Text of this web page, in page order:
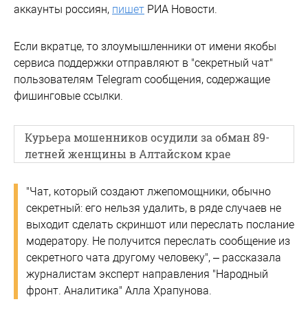
аккаунты россиян, пишет РИА Новости.
Если вкратце, то злоумышленники от имени якобы
сервиса поддержки отправляют в "секретный чат"
пользователям Telegram сообщения, содержащие
фишинговые ссылки.
Курьера мошенников осудили за обман 89-
летней женщины в Алтайском крае
"Чат, который создают лжепомощники, обычно
секретный: его нельзя удалить, в ряде случаев не
выходит сделать скриншот или переслать послание
модератору. Не получится переслать сообщение из
секретного чата другому человеку", – рассказала
журналистам эксперт направления "Народный
фронт. Аналитика" Алла Храпунова.